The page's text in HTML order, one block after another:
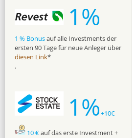
1%
1 % Bonusauf alle Investments der
ersten 90 Tage für neue Anleger über
diesen Link*
.
1%+10€
10 €auf das erste Investment +